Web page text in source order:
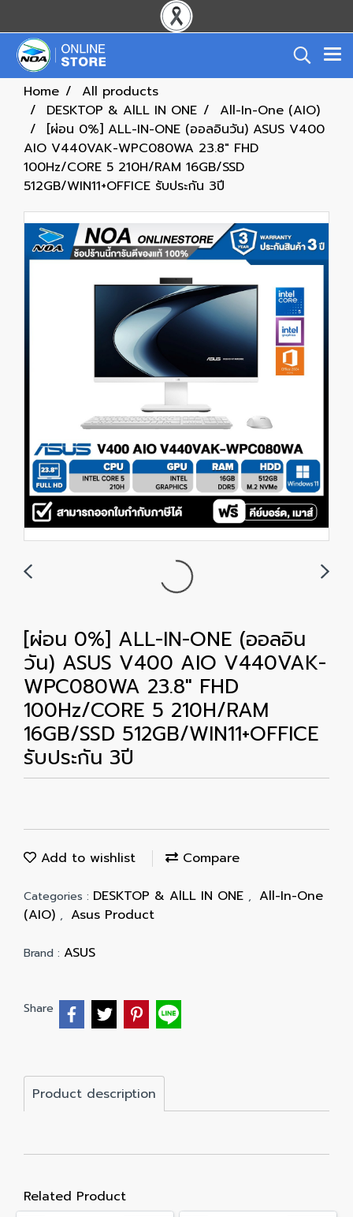
Home
All products
DESKTOP & AlLL IN ONE
All-In-One (AIO)
[ผ่อน 0%] ALL-IN-ONE (ออลอินวัน) ASUS V400
AIO V440VAK-WPC080WA 23.8" FHD
100Hz/CORE 5 210H/RAM 16GB/SSD
512GB/WIN11+OFFICE รับประกัน 3ปี
[ผ่อน 0%] ALL-IN-ONE (ออลอิน
วัน) ASUS V400 AIO V440VAK-
WPC080WA 23.8" FHD
100Hz/CORE 5 210H/RAM
16GB/SSD 512GB/WIN11+OFFICE
รับประกัน 3ปี
Add to wishlist Compare
Categories : DESKTOP & AlLL IN ONE , All-In-One
(AIO) , Asus Product
Brand : ASUS
Share
Product description
Related Product